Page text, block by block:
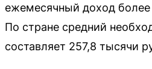
ежемесячный доход
По стране средний
составляет 257,8 тысячи